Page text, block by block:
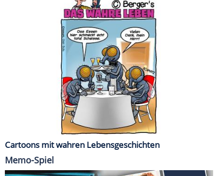
Cartoons mit wahren Lebensgeschichten
Memo-Spiel